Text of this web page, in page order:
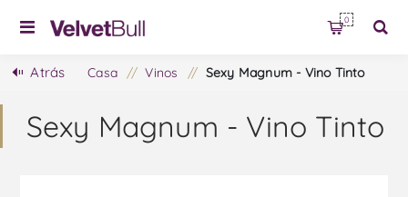
0
Atrás Casa / Vinos / Sexy Magnum - Vino Tinto
Sexy Magnum - Vino Tinto